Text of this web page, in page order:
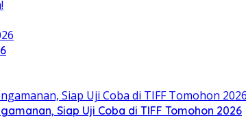
Siap Uji Coba di TIFF Tomohon 2026